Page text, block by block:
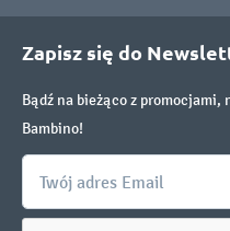
Zapisz się do
Bądź na bieżąco z
Bambino!